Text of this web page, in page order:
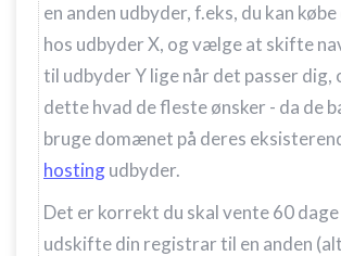
en anden udbyder, f.eks, du kan
hos udbyder X, og vælge at skifte
til udbyder Y lige når det passer
dette hvad de fleste ønsker - da de
bruge domænet på deres
hostingudbyder.
Det er korrekt du skal vente 60
udskifte din registrar til en anden